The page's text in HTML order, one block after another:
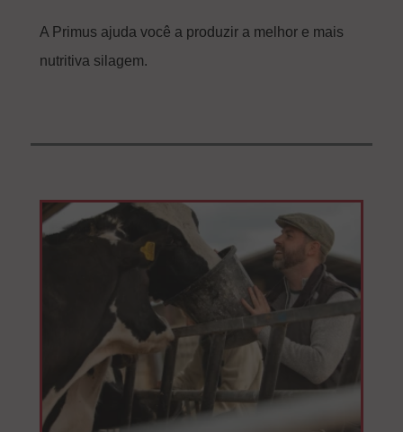
A Primus ajuda você a produzir a melhor e mais
nutritiva silagem.